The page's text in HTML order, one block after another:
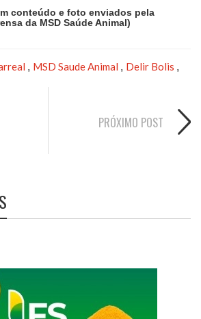
conteúdo e foto enviados pela
da MSD Saúde Animal)
, MSD Saude Animal , Delir Bolis ,
PRÓXIMO POST